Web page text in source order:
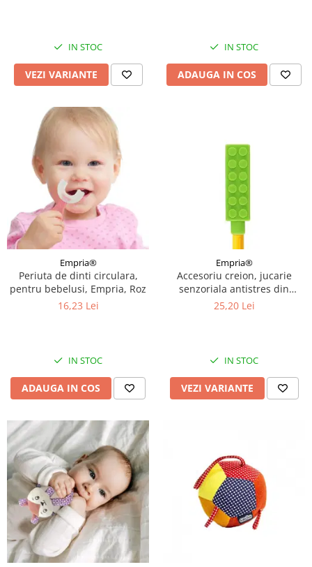
IN STOC
VEZI VARIANTE
IN STOC
ADAUGA IN COS
Empria®
Periuta de dinti circulara,
pentru bebelusi, Empria, Roz
16,23 Lei
IN STOC
ADAUGA IN COS
Empria®
Accesoriu creion, jucarie
senzoriala antistres din
silicon moale, Empria, Diverse
25,20 Lei
IN STOC
VEZI VARIANTE